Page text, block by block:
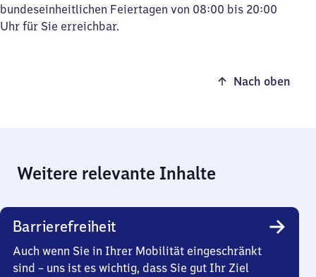
bundeseinheitlichen Feiertagen von 08:00 bis 20:00
Uhr für Sie erreichbar.
Nach oben
Weitere relevante Inhalte
Barrierefreiheit
Auch wenn Sie in Ihrer Mobilität eingeschränkt
sind – uns ist es wichtig, dass Sie gut Ihr Ziel